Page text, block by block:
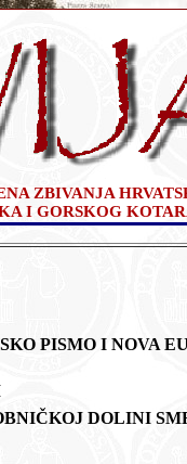
ZBIVANJA
I GORSKOG
PISMO I NOVA
DOLINI